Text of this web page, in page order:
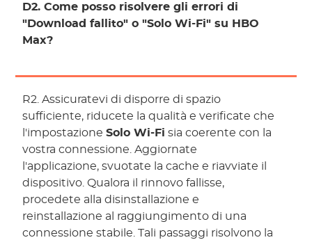
D2. Come posso risolvere gli errori di
"Download fallito" o "Solo Wi-Fi" su HBO
Max?
R2. Assicuratevi di disporre di spazio
sufficiente, riducete la qualità e verificate che
l'impostazioneSolo Wi-Fi sia coerente con la
vostra connessione. Aggiornate
l'applicazione, svuotate la cache e riavviate il
dispositivo. Qualora il rinnovo fallisse,
procedete alla disinstallazione e
reinstallazione al raggiungimento di una
connessione stabile. Tali passaggi risolvono la